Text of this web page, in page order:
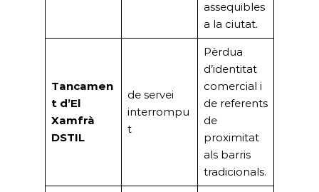
assequibles
a la ciutat.
Tancamen
t d’El
Xamfrà
DSTIL
de servei
interrompu
t
Pèrdua
d’identitat
comercial i
de referents
de
proximitat
als barris
tradicionals.